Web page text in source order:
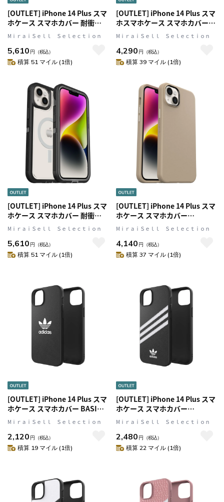
[OUTLET] iPhone 14 Plus スマ
ホケース スマホカバー 耐衝撃
MILスペック MagSafe対応 オー
プンオーシャン(ネイビー)
OtterBox[オッターボックス]
DEFENDER[[ディフェンダー]
MⅰｒａｉＳｅｌｌ Ｓｅｌｅｃｔｉｏｎ
5,610 円 （税込）
積算 51 マイル (1倍)
[OUTLET] iPhone 14 Plus スマ
ホスマホケース スマホカバー
スマホグリップ/スマホスタンド
スタンド内蔵 Clear/flower(ク
リア/フラワー) OtterBox[オッ
ターボックス] OTTER + POP
MⅰｒａｉＳｅｌｌ Ｓｅｌｅｃｔｉｏｎ
4,290 円 （税込）
積算 39 マイル (1倍)
[OUTLET] iPhone 14 Plus スマ
ホケース スマホカバー 耐衝撃
MILスペック MagSafe対応 ブラ
リア/ブラック)) OtterBox[オッ
ターボックス] DEFENDER[ディ
MⅰｒａｉＳｅｌｌ Ｓｅｌｅｃｔｉｏｎ
5,610 円 （税込）
積算 51 マイル (1倍)
[OUTLET] iPhone 14 Plus スマ
ホケース スマホカバー
MagSafe対応 耐衝撃 ドントイ
OtterBox[オッターボックス]
Symmetry Plus[シンメトリー
MⅰｒａｉＳｅｌｌ Ｓｅｌｅｃｔｉｏｎ
4,140 円 （税込）
積算 37 マイル (1倍)
[OUTLET] iPhone 14 Plus スマ
ホケース スマホカバー BASIC
Black(ブラック)/White(ホワイ
ト) シンプル ロゴ adidas
Originals[アディダス オリジナ
ルス]
MⅰｒａｉＳｅｌｌ Ｓｅｌｅｃｔｉｏｎ
2,120 円 （税込）
積算 19 マイル (1倍)
[OUTLET] iPhone 14 Plus スマ
ホケース スマホカバー
SAMBA(サンバ)シリーズ ロゴ
Black(ブラック)/White(ホワイ
ト) adidas Originals[アディダ
ス オリジナルス]
MⅰｒａｉＳｅｌｌ Ｓｅｌｅｃｔｉｏｎ
2,480 円 （税込）
積算 22 マイル (1倍)